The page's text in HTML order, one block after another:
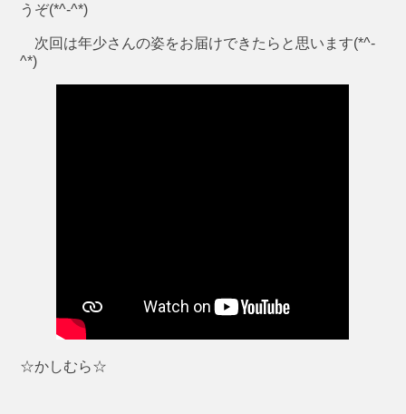
うぞ(*^-^*)
次回は年少さんの姿をお届けできたらと思います(*^-
^*)
☆かしむら☆